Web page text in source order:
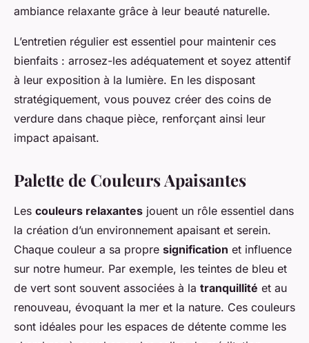
ambiance relaxante grâce à leur beauté naturelle.
L’entretien régulier est essentiel pour maintenir ces
bienfaits : arrosez-les adéquatement et soyez attentif
à leur exposition à la lumière. En les disposant
stratégiquement, vous pouvez créer des coins de
verdure dans chaque pièce, renforçant ainsi leur
impact apaisant.
Palette de Couleurs Apaisantes
Les couleurs relaxantes jouent un rôle essentiel dans
la création d’un environnement apaisant et serein.
Chaque couleur a sa propre signification et influence
sur notre humeur. Par exemple, les teintes de bleu et
de vert sont souvent associées à la tranquillité et au
renouveau, évoquant la mer et la nature. Ces couleurs
sont idéales pour les espaces de détente comme les